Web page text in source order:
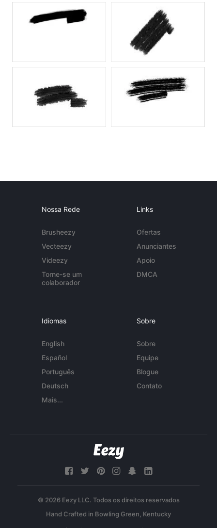
Nossa Rede
Brusheezy
Vecteezy
Videezy
Torne-se um
colaborador
Links
Ofertas
Anunciantes
Apoio
DMCA
Idiomas
English
Español
Português
Deutsch
Mais...
Sobre
Sobre
Equipe
Blogue
Contato
© 2026 Eezy LLC. Todos os direitos reservados